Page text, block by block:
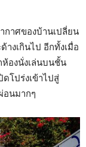
กาศของบ้านเปลี่ยน
งเกินไป อีกทั้งเมื่อ
ห้องนั่งเล่นบนชั้น
ดโปร่งเข้าไปสู่
อนมากๆ